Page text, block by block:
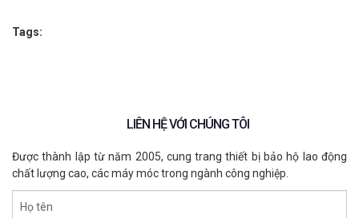
Tags:
LIÊN HỆ VỚI CHÚNG TÔI
Được thành lập từ năm 2005, cung trang thiết bị bảo hộ lao động
chất lượng cao, các máy móc trong ngành công nghiệp.
Họ tên